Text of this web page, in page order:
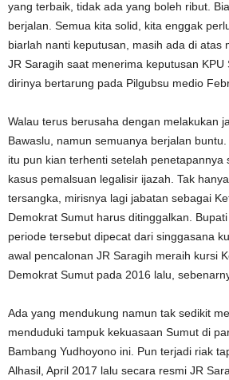
yang terbaik, tidak ada yang boleh ribut.
berjalan. Semua kita solid, kita enggak
biarlah nanti keputusan, masih ada di atas
JR Saragih saat menerima keputusan KPU
dirinya bertarung pada Pilgubsu medio
Walau terus berusaha dengan melakukan
Bawaslu, namun semuanya berjalan
itu pun kian terhenti setelah penetapannya
kasus pemalsuan legalisir ijazah. Tak
tersangka, mirisnya lagi jabatan sebagai
Demokrat Sumut harus ditinggalkan.
periode tersebut dipecat dari singgasana
awal pencalonan JR Saragih meraih kursi
Demokrat Sumut pada 2016 lalu,
Ada yang mendukung namun tak sedikit
menduduki tampuk kekuasaan Sumut di
Bambang Yudhoyono ini. Pun terjadi riak
Alhasil, April 2017 lalu secara resmi JR